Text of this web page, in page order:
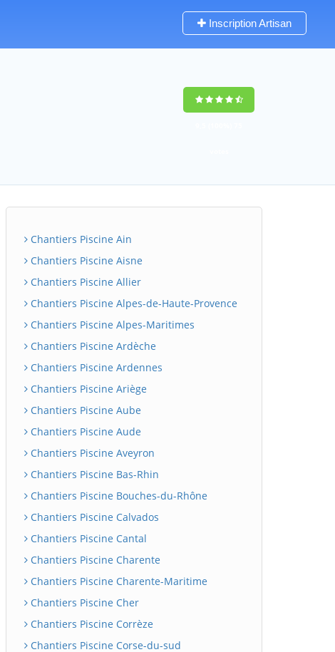
Inscription Artisan
Chantiers Piscine Ain
Chantiers Piscine Aisne
Chantiers Piscine Allier
Chantiers Piscine Alpes-de-Haute-Provence
Chantiers Piscine Alpes-Maritimes
Chantiers Piscine Ardèche
Chantiers Piscine Ardennes
Chantiers Piscine Ariège
Chantiers Piscine Aube
Chantiers Piscine Aude
Chantiers Piscine Aveyron
Chantiers Piscine Bas-Rhin
Chantiers Piscine Bouches-du-Rhône
Chantiers Piscine Calvados
Chantiers Piscine Cantal
Chantiers Piscine Charente
Chantiers Piscine Charente-Maritime
Chantiers Piscine Cher
Chantiers Piscine Corrèze
Chantiers Piscine Corse-du-sud